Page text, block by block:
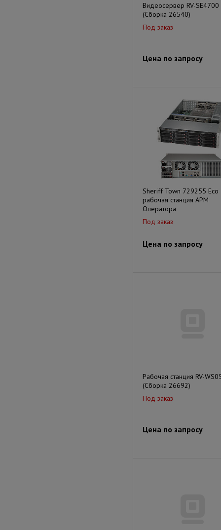
Видеосервер RV-SE4700
(Сборка 26540)
Под заказ
Цена по запросу
Sheriff Town 729255 Eco
рабочая станция АРМ
Оператора
Под заказ
Цена по запросу
Рабочая станция RV-
(Сборка 26692)
Под заказ
Цена по запросу